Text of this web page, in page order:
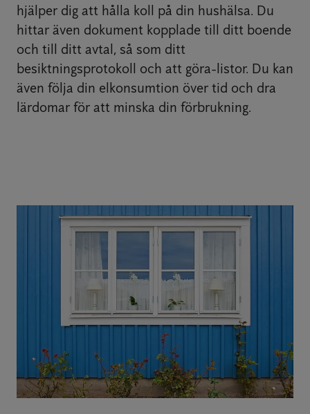
hjälper dig att hålla koll på din hushälsa. Du
hittar även dokument kopplade till ditt boende
och till ditt avtal, så som ditt
besiktningsprotokoll och att göra-listor. Du kan
även följa din elkonsumtion över tid och dra
lärdomar för att minska din förbrukning.